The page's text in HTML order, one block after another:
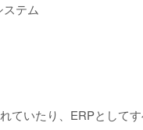
テム
ていたり、ERPとして